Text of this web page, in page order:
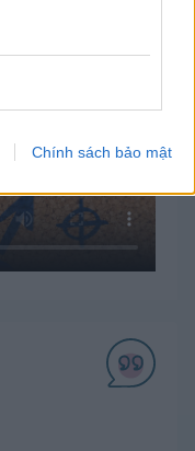
Chính sách bảo mật